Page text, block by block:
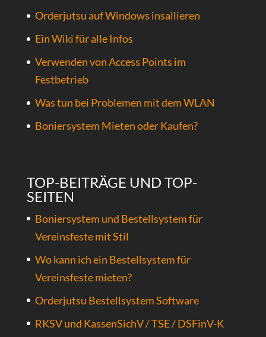
Orderjutsu auf Windows insallieren
Ein Wiki für alle Infos
Verwenden von Access Points im
Festbetrieb
Was tun bei Problemen mit dem WLAN
Boniersystem Mieten oder Kaufen?
TOP-BEITRÄGE UND TOP-
SEITEN
Boniersystem und Bestellsystem für
Vereinsfeste mit Stil
Wo kann ich ein Bestellsystem für
Vereinsfeste mieten?
Orderjutsu Bestellsystem Software
RKSV und KassenSichV / TSE / DSFinV-K